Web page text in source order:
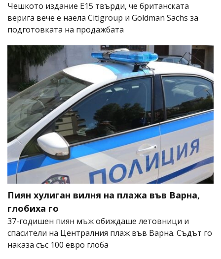
Чешкото издание E15 твърди, че британската
верига вече е наела Citigroup и Goldman Sachs за
подготовката на продажбата
Пиян хулиган вилня на плажа във Варна,
глобиха го
37-годишен пиян мъж обиждаше летовници и
спасители на Централния плаж във Варна. Съдът го
наказа със 100 евро глоба